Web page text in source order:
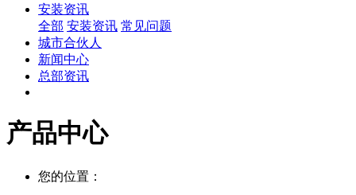
安装资讯
全部 安装资讯 常见问题
城市合伙人
新闻中心
总部资讯
产品中心
您的位置：